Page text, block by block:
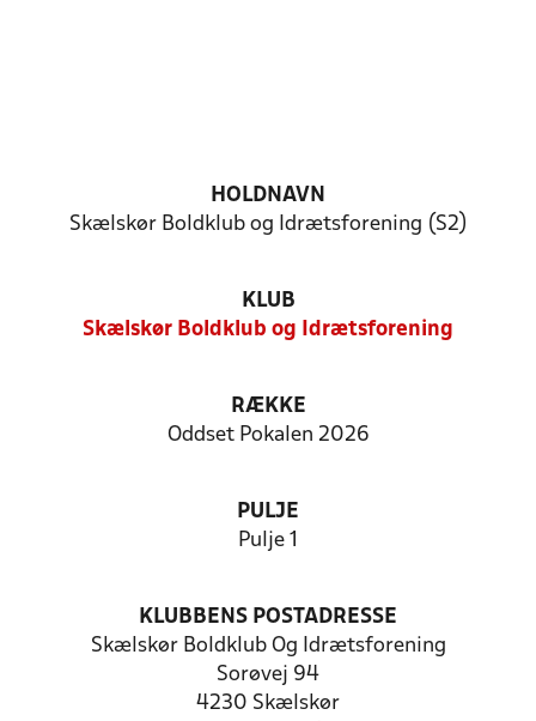
HOLDNAVN
Skælskør Boldklub og Idrætsforening (S2)
KLUB
Skælskør Boldklub og Idrætsforening
RÆKKE
Oddset Pokalen 2026
PULJE
Pulje 1
KLUBBENS POSTADRESSE
Skælskør Boldklub Og Idrætsforening
Sorøvej 94
4230 Skælskør